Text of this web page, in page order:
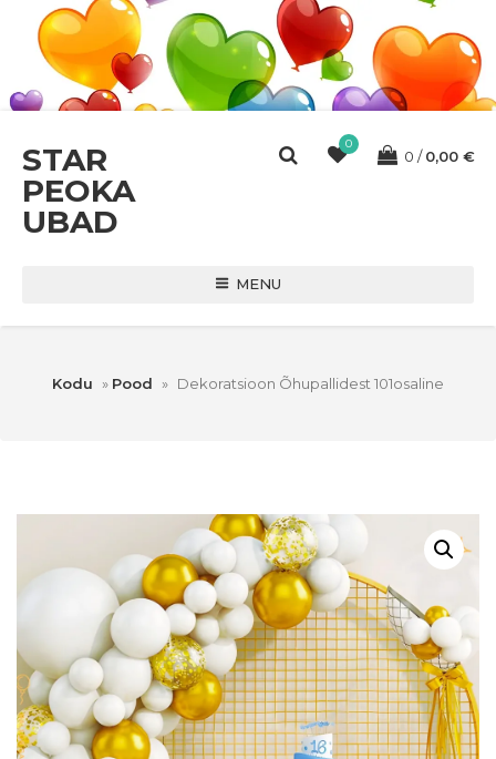
STAR
PEOKA
UBAD
0
0 0,00 €
MENU
Kodu » Pood » Dekoratsioon Õhupallidest 101osaline